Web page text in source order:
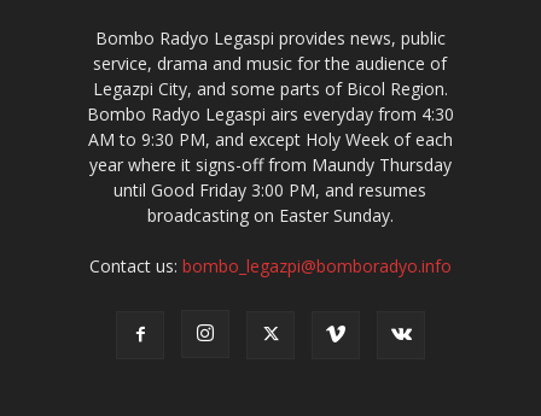
Bombo Radyo Legaspi provides news, public
service, drama and music for the audience of
Legazpi City, and some parts of Bicol Region.
Bombo Radyo Legaspi airs everyday from 4:30
AM to 9:30 PM, and except Holy Week of each
year where it signs-off from Maundy Thursday
until Good Friday 3:00 PM, and resumes
broadcasting on Easter Sunday.
Contact us: bombo_legazpi@bomboradyo.info